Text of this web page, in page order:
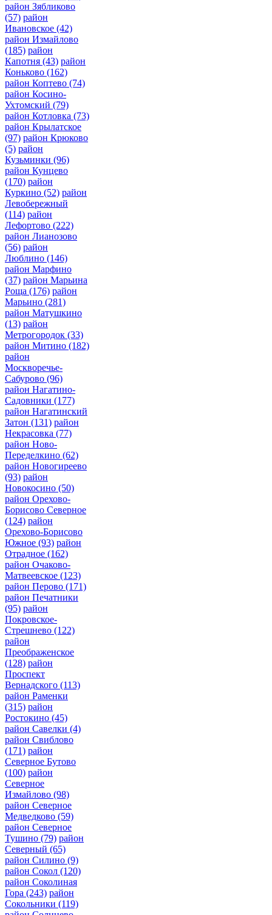
район Зябликово
(57) район
Ивановское (42)
район Измайлово
(185) район
Капотня (43) район
Коньково (162)
район Коптево (74)
район Косино-
Ухтомский (79)
район Котловка (73)
район Крылатское
(97) район Крюково
(5) район
Кузьминки (96)
район Кунцево
(170) район
Куркино (52) район
Левобережный
(114) район
Лефортово (222)
район Лианозово
(56) район
Люблино (146)
район Марфино
(37) район Марьина
Роща (176) район
Марьино (281)
район Матушкино
(13) район
Метрогородок (33)
район Митино (182)
район
Москворечье-
Сабурово (96)
район Нагатино-
Садовники (177)
район Нагатинский
Затон (131) район
Некрасовка (77)
район Ново-
Переделкино (62)
район Новогиреево
(93) район
Новокосино (50)
район Орехово-
Борисово Северное
(124) район
Орехово-Борисово
Южное (93) район
Отрадное (162)
район Очаково-
Матвеевское (123)
район Перово (171)
район Печатники
(95) район
Покровское-
Стрешнево (122)
район
Преображенское
(128) район
Проспект
Вернадского (113)
район Раменки
(315) район
Ростокино (45)
район Савелки (4)
район Свиблово
(171) район
Северное Бутово
(100) район
Северное
Измайлово (98)
район Северное
Медведково (59)
район Северное
Тушино (79) район
Северный (65)
район Силино (9)
район Сокол (120)
район Соколиная
Гора (243) район
Сокольники (119)